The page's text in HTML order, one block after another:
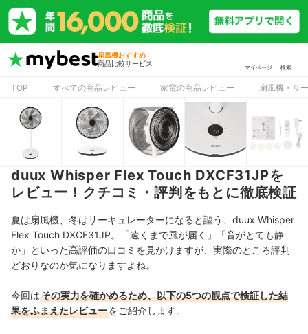
扇風機おすすめ
商品比較サービス
マイページ 検索
TOP すべての商品レビュー 家電の商品レビュー 扇風機・サ
duux Whisper Flex Touch DXCF31JPを
レビュー！クチコミ・評判をもとに徹底検証
夏は扇風機、冬はサーキュレーターになると謳う、duux Whisper
Flex Touch DXCF31JP。「遠くまで風が届く」「音がとても静
か」といった高評価の口コミを見かけますが、実際のところ評判
どおりなのか気になりますよね。
今回はその実力を確かめるため、以下の5つの観点で検証した結
果をふまえたレビューをご紹介します。